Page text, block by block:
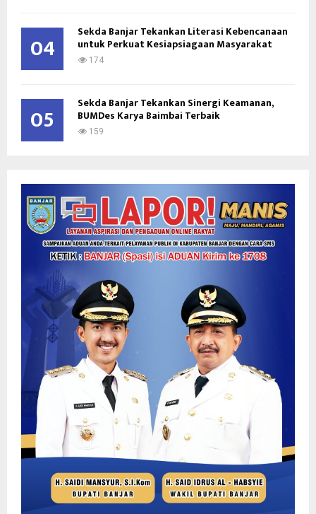
04 Sekda Banjar Tekankan Literasi Kebencanaan
untuk Perkuat Kesiapsiagaan Masyarakat
174
05 Sekda Banjar Tekankan Sinergi Keamanan,
BUMDes Karya Baimbai Terbaik
159